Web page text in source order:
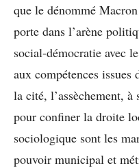
que le dénommé
porte dans l’arène
social-démocratie avec
aux compétences
la cité, l’assèchement,
pour confiner la droite
sociologique sont les
pouvoir municipal et